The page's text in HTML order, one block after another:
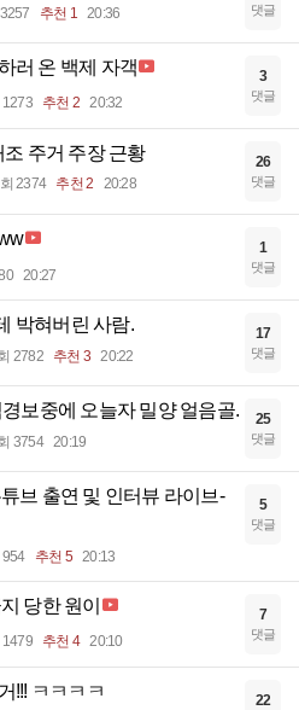
추천 1 20:36 댓글
러 온 백제 자객
1273 추천 2 20:32
3
댓글
주거 주장 근황
2374 추천 2 20:28
26
댓글
20:27
1
댓글
박혀버린 사람.
2782 추천 3 20:22
17
댓글
보중에 오늘자 밀양 얼음골.
3754 20:19
25
댓글
브 출연 및 인터뷰 라이브-
954 추천 5 20:13
5
댓글
당한 원이
1479 추천 4 20:10
7
댓글
!!! ㅋㅋㅋㅋ 22